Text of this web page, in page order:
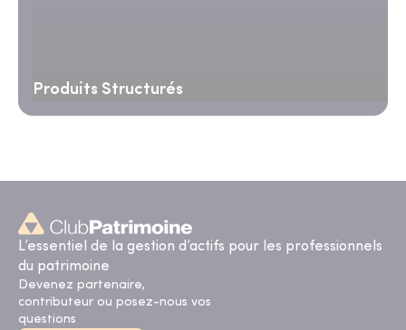
Produits Structurés
L’essentiel de la gestion d’actifs pour les professionnels
du patrimoine
Devenez partenaire,
contributeur ou posez-nous vos
questions